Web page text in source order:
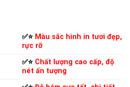
✅⭐️ Màu sắc hình in tươi đẹp,
rực rỡ
✅⭐️ Chất lượng cao cấp, độ
nét ấn tượng